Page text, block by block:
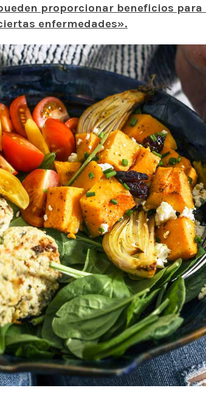
proporcionar beneficios para
enfermedades».